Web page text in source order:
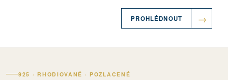
PROHLÉDNOUT
925 · RHODIOVANÉ · POZLACENÉ